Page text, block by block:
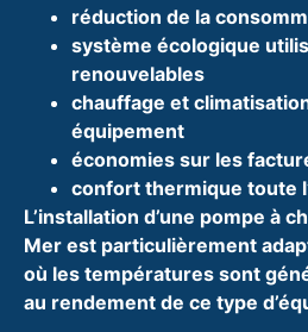
réduction de la
système écologique
renouvelables
chauffage et
équipement
économies sur les
confort thermique toute
L’installation d’une pompe à
Mer est particulièrement
où les températures sont
au rendement de ce type